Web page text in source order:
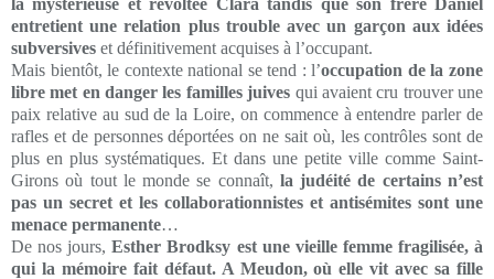
la mystérieuse et révoltée Clara tandis que son frère Daniel
entretient une relation plus trouble avec un garçon aux idées
subversives et définitivement acquises à l’occupant.
Mais bientôt, le contexte national se tend : l’occupation de la zone
libre met en danger les familles juives qui avaient cru trouver une
paix relative au sud de la Loire, on commence à entendre parler de
rafles et de personnes déportées on ne sait où, les contrôles sont de
plus en plus systématiques. Et dans une petite ville comme Saint-
Girons où tout le monde se connaît, la judéité de certains n’est
pas un secret et les collaborationnistes et antisémites sont une
menace permanente…
De nos jours,Esther Brodksy est une vieille femme fragilisée, à
qui la mémoire fait défaut. A Meudon, où elle vit avec sa fille